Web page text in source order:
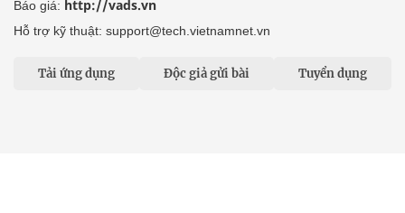
Báo giá: http://vads.vn
Hỗ trợ kỹ thuật: support@tech.vietnamnet.vn
Tải ứng dụng Độc giả gửi bài Tuyển dụng